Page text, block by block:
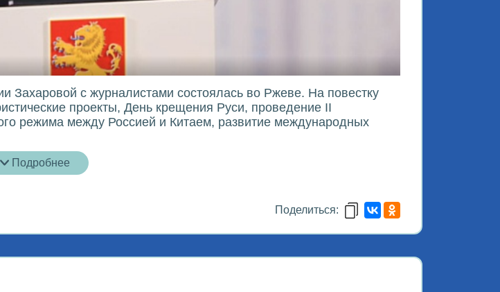
с журналистами состоялась во Ржеве. На повестку
проекты, День крещения Руси, проведение II
режима между Россией и Китаем, развитие международных
Подробнее
Поделиться: